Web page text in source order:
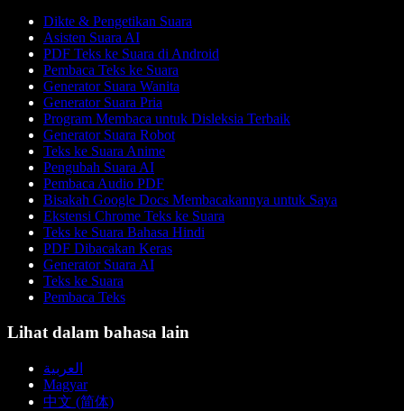
Dikte & Pengetikan Suara
Asisten Suara AI
PDF Teks ke Suara di Android
Pembaca Teks ke Suara
Generator Suara Wanita
Generator Suara Pria
Program Membaca untuk Disleksia Terbaik
Generator Suara Robot
Teks ke Suara Anime
Pengubah Suara AI
Pembaca Audio PDF
Bisakah Google Docs Membacakannya untuk Saya
Ekstensi Chrome Teks ke Suara
Teks ke Suara Bahasa Hindi
PDF Dibacakan Keras
Generator Suara AI
Teks ke Suara
Pembaca Teks
Lihat dalam bahasa lain
العربية
Magyar
中文 (简体)